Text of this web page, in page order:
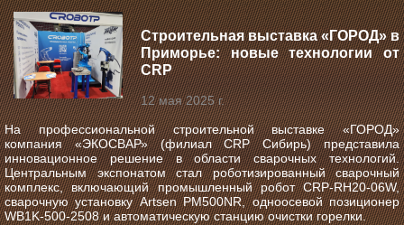
Строительная выставка «ГОРОД» в
Приморье: новые технологии от
CRP
12 мая 2025 г.
На профессиональной строительной выставке «ГОРОД»
компания «ЭКОСВАР» (филиал CRP Сибирь) представила
инновационное решение в области сварочных технологий.
Центральным экспонатом стал роботизированный сварочный
комплекс, включающий промышленный робот CRP-RH20-06W,
сварочную установку Artsen PM500NR, одноосевой позиционер
WB1K-500-2508 и автоматическую станцию очистки горелки.